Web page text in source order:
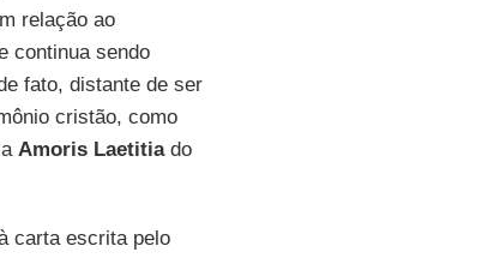
relação ao
continua sendo
fato, distante de ser
cristão, como
Amoris Laetitiado
carta escrita pelo